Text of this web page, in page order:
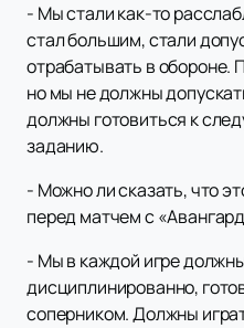
- Мы стали как-то
стал большим, стали
отрабатывать в обороне.
но мы не должны
должны готовиться к
заданию.
- Можно ли сказать, что
перед матчем с
- Мы в каждой игре
дисциплинированно,
соперником. Должны